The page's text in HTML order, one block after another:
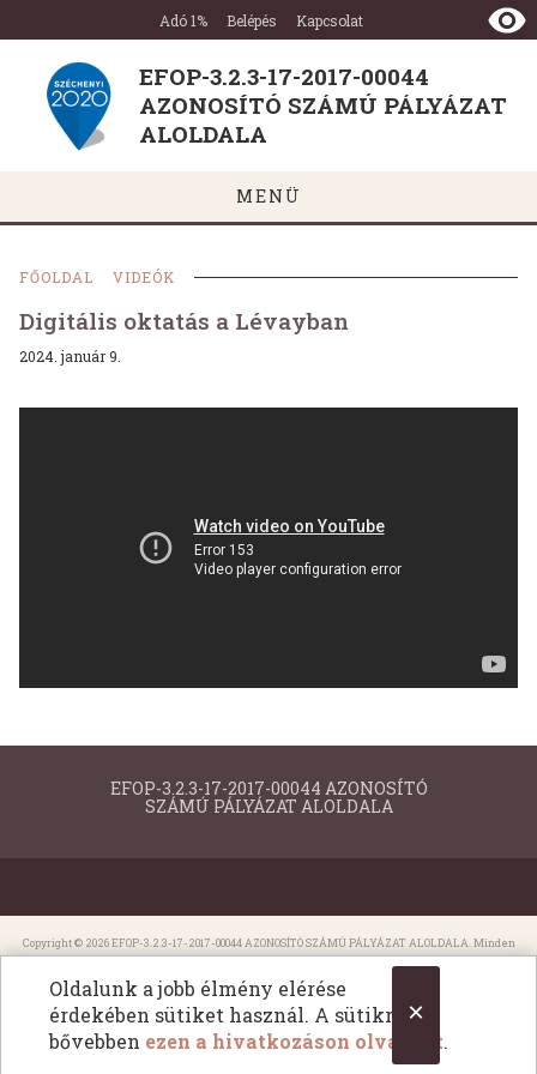
×
Oldalunk a jobb élmény elérése
érdekében sütiket használ. A sütikről
bővebben ezen a hivatkozáson olvashat.
3.2.3-
17-
2017-
00044
AZONOSÍTÓ
ALOLDALA
Ugrás a tartalomra
Ugrás a láblécre
Adó 1% Belépés Kapcsolat
EFOP-3.2.3-17-2017-00044
AZONOSÍTÓ SZÁMÚ PÁLYÁZAT
ALOLDALA
MENÜ
FŐOLDAL VIDEÓK
Digitális oktatás a Lévayban
2024. január 9.
EFOP-3.2.3-17-2017-00044 AZONOSÍTÓ
SZÁMÚ PÁLYÁZAT ALOLDALA
Copyright © 2026 EFOP-3.2.3-17-2017-00044 AZONOSÍTÓ SZÁMÚ PÁLYÁZAT ALOLDALA. Minden